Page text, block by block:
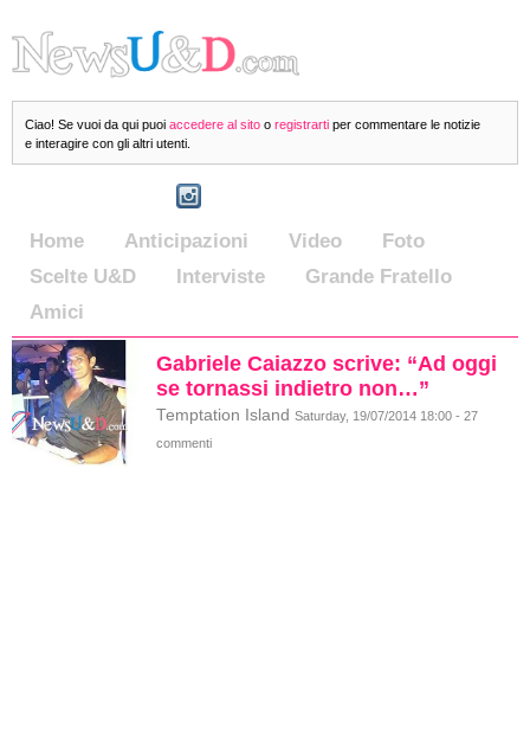
Ciao! Se vuoi da qui puoi accedere al sito o registrarti per commentare le notizie
e interagire con gli altri utenti.
Home Anticipazioni Video
Foto
Scelte U&D
Interviste
Grande Fratello
Amici
Gabriele Caiazzo scrive: “Ad oggi
se tornassi indietro non…”
Temptation Island Saturday, 19/07/2014 18:00 - 27
commenti